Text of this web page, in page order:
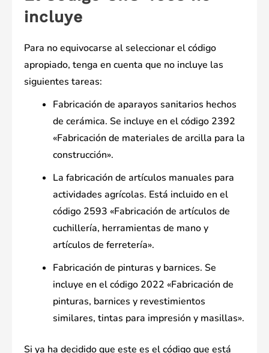
incluye
Para no equivocarse al seleccionar el código
apropiado, tenga en cuenta que no incluye las
siguientes tareas:
Fabricación de aparayos sanitarios hechos
de cerámica. Se incluye en el código 2392
«Fabricación de materiales de arcilla para la
construcción».
La fabricación de artículos manuales para
actividades agrícolas. Está incluido en el
código 2593 «Fabricación de artículos de
cuchillería, herramientas de mano y
artículos de ferretería».
Fabricación de pinturas y barnices. Se
incluye en el código 2022 «Fabricación de
pinturas, barnices y revestimientos
similares, tintas para impresión y masillas».
Si ya ha decidido que este es el código que está